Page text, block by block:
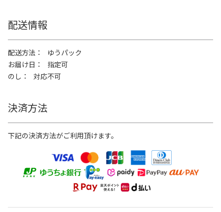
配送情報
配送方法
ゆうパック
お届け日
指定可
のし
対応不可
決済方法
下記の決済方法がご利用頂けます。